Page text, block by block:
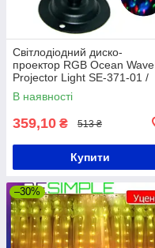
Світлодіодний диско-
проектор RGB Ocean Wave
Projector Light SE-371-01 /
Диско-куля
В наявності
359,10 ₴ 513 ₴
Купити
–30%